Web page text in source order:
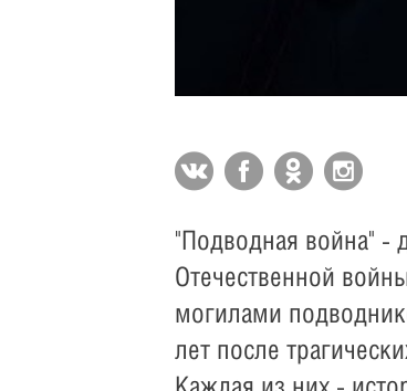
"Подводная война" -
Отечественной
могилами
лет после